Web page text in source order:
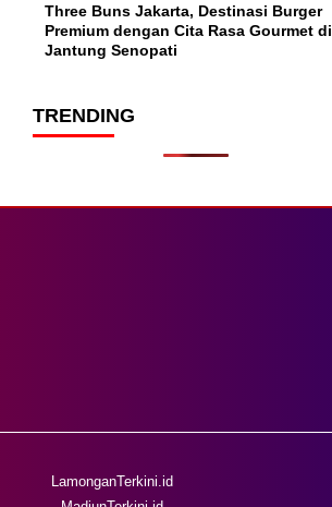
Three Buns Jakarta, Destinasi Burger
Premium dengan Cita Rasa Gourmet di
Jantung Senopati
TRENDING
LamonganTerkini.id